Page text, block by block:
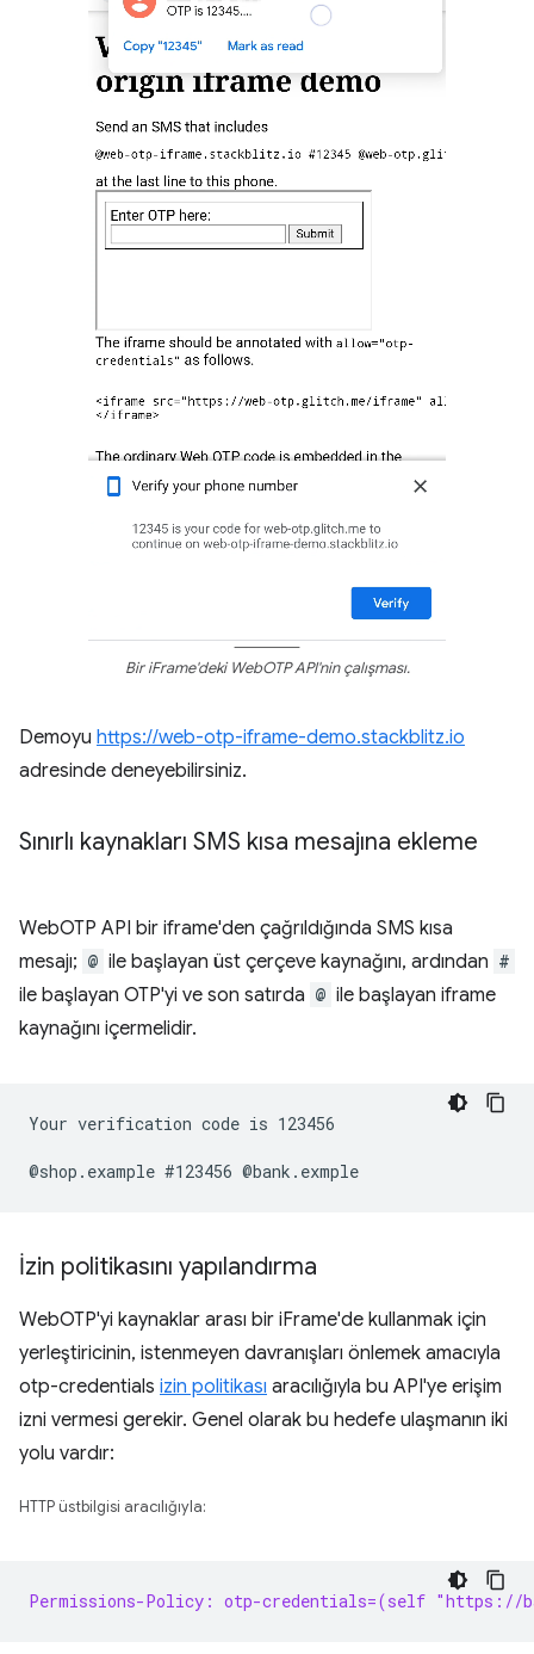
Bir iFrame'deki WebOTP API'nin çalışması.
Demoyu https://web-otp-iframe-demo.stackblitz.io
adresinde deneyebilirsiniz.
Sınırlı kaynakları SMS kısa mesajına ekleme
WebOTP API bir iframe'den çağrıldığında SMS kısa
mesajı; @ ile başlayan üst çerçeve kaynağını, ardından #
ile başlayan OTP'yi ve son satırda @ ile başlayan iframe
kaynağını içermelidir.
Your verification code is 123456
İzin politikasını yapılandırma
WebOTP'yi kaynaklar arası bir iFrame'de kullanmak için
yerleştiricinin, istenmeyen davranışları önlemek amacıyla
otp-credentials izin politikası aracılığıyla bu API'ye erişim
izni vermesi gerekir. Genel olarak bu hedefe ulaşmanın iki
yolu vardır:
HTTP üstbilgisi aracılığıyla:
Permissions-Policy: otp-credentials=(self "https://